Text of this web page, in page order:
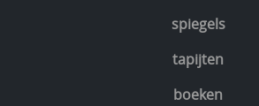
spiegels
tapijten
boeken